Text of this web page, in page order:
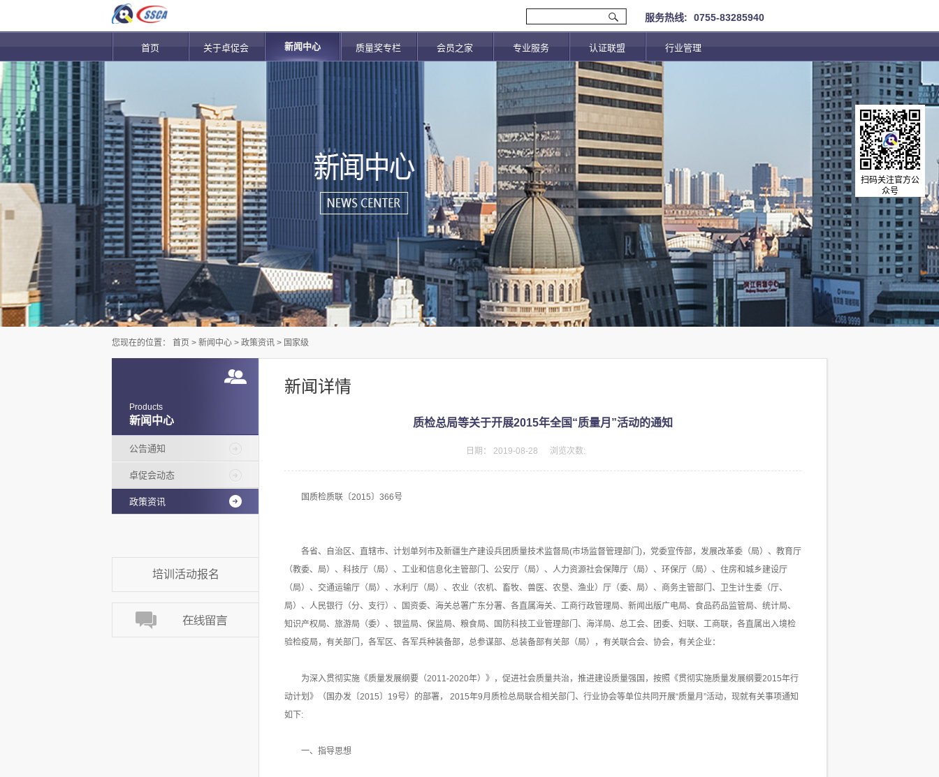
服务热线: 0755-83285940
首页 关于卓促会 新闻中心 质量奖专栏 会员之家 专业服务 认证联盟 行业管理
新闻中心
Products
公告通知
卓促会动态
政策资讯
培训活动报名
新闻详情
您现在的位置： 首页 > 新闻中心 > 政策资讯 > 国家级
质检总局等关于开展2015年全国“质量月”活动的通知
日期： 2019-08-28 浏览次数:
国质检质联〔2015〕366号
各省、自治区、直辖市、计划单列市及新疆生产建设兵团质量技术监督局(市场监督管理部门)，党委宣传部，发展改革委（局）、教育厅
（教委、局）、科技厅（局）、工业和信息化主管部门、公安厅（局）、人力资源社会保障厅（局）、环保厅（局）、住房和城乡建设厅
（局）、交通运输厅（局）、水利厅（局）、农业（农机、畜牧、兽医、农垦、渔业）厅（委、局）、商务主管部门、卫生计生委（厅、
局）、人民银行（分、支行）、国资委、海关总署广东分署、各直属海关、工商行政管理局、新闻出版广电局、食品药品监管局、统计局、
知识产权局、旅游局（委）、银监局、保监局、粮食局、国防科技工业管理部门、海洋局、总工会、团委、妇联、工商联，各直属出入境检
验检疫局，有关部门，各军区、各军兵种装备部，总参谋部、总装备部有关部（局），有关联合会、协会，有关企业：
为深入贯彻实施《质量发展纲要（2011-2020年）》，促进社会质量共治，推进建设质量强国，按照《贯彻实施质量发展纲要2015年行
动计划》（国办发〔2015〕19号）的部署， 2015年9月质检总局联合相关部门、行业协会等单位共同开展“质量月”活动，现就有关事项通知
如下:
一、指导思想
扫码关注官方公
众号